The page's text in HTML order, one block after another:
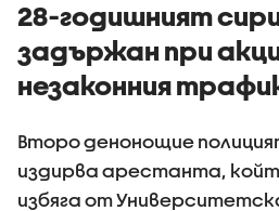
28-годишният
задържан при
незаконния
Второ денонощие
издирва арестанта,
избяга от